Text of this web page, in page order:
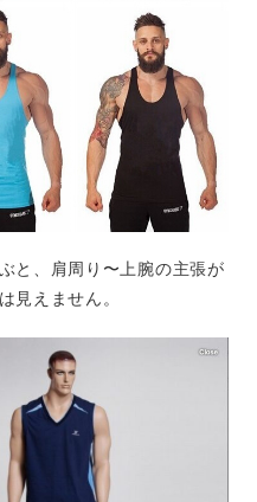
と、肩周り〜上腕の主張が
見えません。